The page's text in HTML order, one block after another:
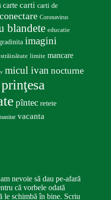
carte carti carti de
conectare Coronavirus
blandete educatie
imagini
limite mancare
micul ivan nocturne
prinţesa
pîntec retete
vacanta
nevoie să dau pe-afară
că vorbele odată
le schimbă în bine. Scriu